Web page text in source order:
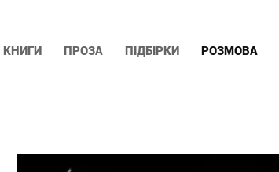
КНИГИ ПРОЗА ПІДБІРКИ РОЗМОВА